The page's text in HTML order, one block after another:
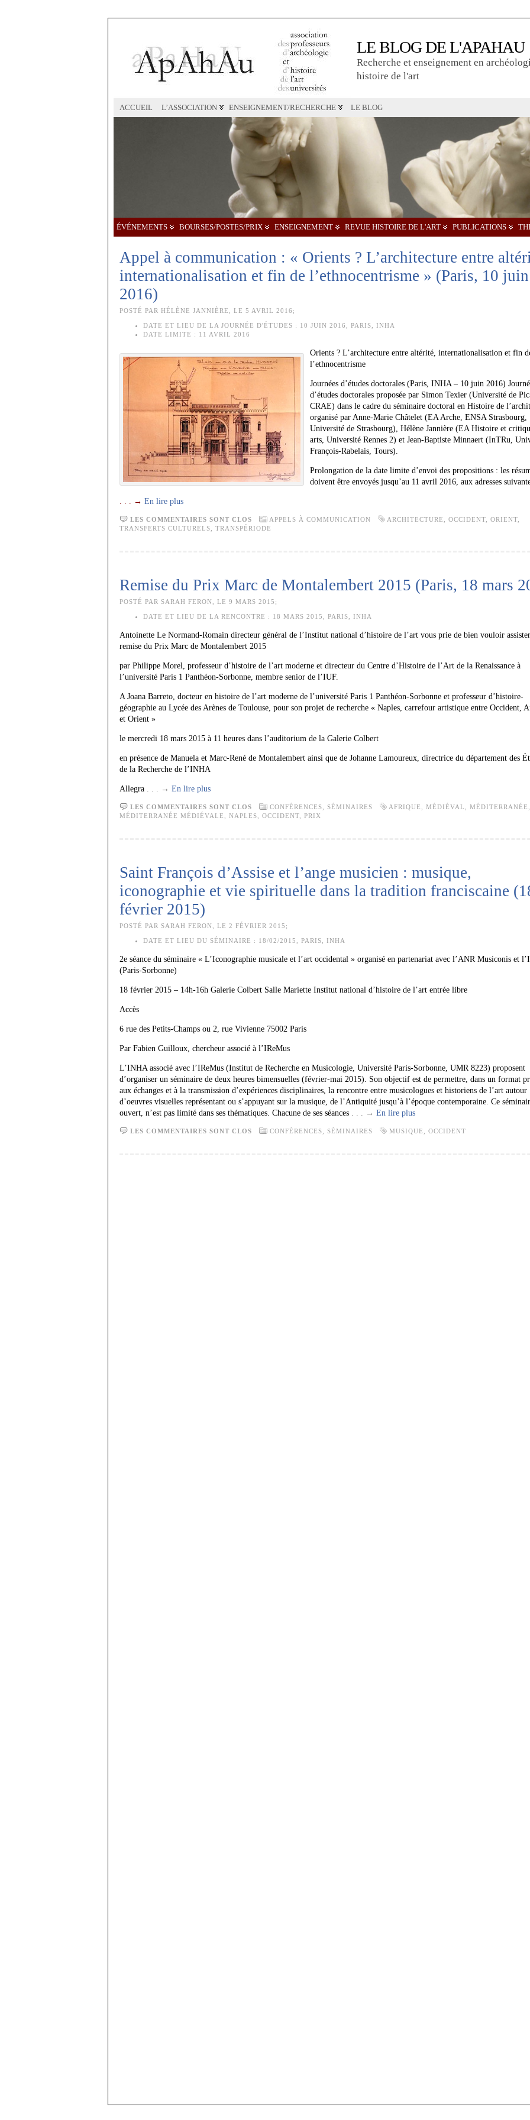
LE BLOG DE L'APAHAU
Recherche et enseignement en
histoire de l'art
ACCUEIL L’ASSOCIATION ENSEIGNEMENT/RECHERCHE LE BLOG
ÉVÉNEMENTS BOURSES/POSTES/PRIX ENSEIGNEMENT REVUE HISTOIRE DE L'ART PUBLICATIONS
Appel à communication : « Orients ? L’architecture entre
internationalisation et fin de l’ethnocentrisme » (Paris, 10 juin
2016)
POSTÉ PAR HÉLÈNE JANNIÈRE, LE 5 AVRIL 2016;
DATE ET LIEU DE LA JOURNÉE D'ÉTUDES : 10 JUIN 2016, PARIS, INHA
DATE LIMITE : 11 AVRIL 2016
Orients ? L’architecture entre altérité, internationalisation et fin
l’ethnocentrisme
Journées d’études doctorales (Paris, INHA – 10 juin 2016)
d’études doctorales proposée par Simon Texier (Université de
CRAE) dans le cadre du séminaire doctoral en Histoire de
organisé par Anne-Marie Châtelet (EA Arche, ENSA Strasbourg,
Université de Strasbourg), Hélène Jannière (EA Histoire et
arts, Université Rennes 2) et Jean-Baptiste Minnaert (InTRu,
François-Rabelais, Tours).
Prolongation de la date limite d’envoi des propositions : les
doivent être envoyés jusqu’au 11 avril 2016, aux adresses
. . . → En lire plus
LES COMMENTAIRES SONT CLOS APPELS À COMMUNICATION ARCHITECTURE OCCIDENT ORIENT
TRANSFERTS CULTURELS
TRANSPÉRIODE
Remise du Prix Marc de Montalembert 2015 (Paris, 18 mars
POSTÉ PAR SARAH FERON, LE 9 MARS 2015;
DATE ET LIEU DE LA RENCONTRE : 18 MARS 2015, PARIS, INHA
Antoinette Le Normand-Romain directeur général de l’Institut national d’histoire de l’art vous prie de bien vouloir
remise du Prix Marc de Montalembert 2015
par Philippe Morel, professeur d’histoire de l’art moderne et directeur du Centre d’Histoire de l’Art de la Renaissance à
l’université Paris 1 Panthéon-Sorbonne, membre senior de l’IUF.
A Joana Barreto, docteur en histoire de l’art moderne de l’université Paris 1 Panthéon-Sorbonne et professeur d’histoire-
géographie au Lycée des Arènes de Toulouse, pour son projet de recherche « Naples, carrefour artistique entre Occident,
et Orient »
le mercredi 18 mars 2015 à 11 heures dans l’auditorium de la Galerie Colbert
en présence de Manuela et Marc-René de Montalembert ainsi que de Johanne Lamoureux, directrice du département des
de la Recherche de l’INHA
Allegra . . . → En lire plus
LES COMMENTAIRES SONT CLOS CONFÉRENCES, SÉMINAIRES AFRIQUE MÉDIÉVAL MÉDITERRANÉE
MÉDITERRANÉE MÉDIÉVALE
NAPLES OCCIDENT PRIX
Saint François d’Assise et l’ange musicien : musique,
iconographie et vie spirituelle dans la tradition franciscaine
février 2015)
POSTÉ PAR SARAH FERON, LE 2 FÉVRIER 2015;
DATE ET LIEU DU SÉMINAIRE : 18/02/2015, PARIS, INHA
2e séance du séminaire « L’Iconographie musicale et l’art occidental » organisé en partenariat avec l’ANR Musiconis et
(Paris-Sorbonne)
18 février 2015 – 14h-16h Galerie Colbert Salle Mariette Institut national d’histoire de l’art entrée libre
Accès
6 rue des Petits-Champs ou 2, rue Vivienne 75002 Paris
Par Fabien Guilloux, chercheur associé à l’IReMus
L’INHA associé avec l’IReMus (Institut de Recherche en Musicologie, Université Paris-Sorbonne, UMR 8223) proposent
d’organiser un séminaire de deux heures bimensuelles (février-mai 2015). Son objectif est de permettre, dans un format
aux échanges et à la transmission d’expériences disciplinaires, la rencontre entre musicologues et historiens de l’art autour
d’oeuvres visuelles représentant ou s’appuyant sur la musique, de l’Antiquité jusqu’à l’époque contemporaine. Ce
ouvert, n’est pas limité dans ses thématiques. Chacune de ses séances . . . → En lire plus
LES COMMENTAIRES SONT CLOS CONFÉRENCES, SÉMINAIRES MUSIQUE OCCIDENT